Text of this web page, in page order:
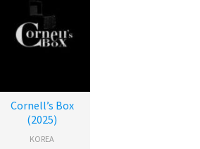
Cornell’s Box
(2025)
KOREA